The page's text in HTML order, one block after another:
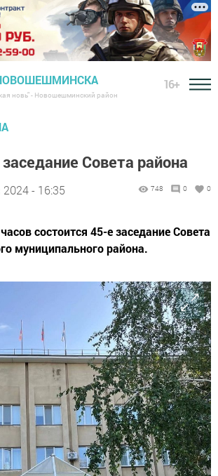
новь" - Новошешминский район
16+
Совета района
- 16:35 748 0 0
состоится 45-е заседание Совета
муниципального района.